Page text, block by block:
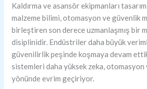
Kaldırma ve asansör ekipmanları
malzeme bilimi, otomasyon ve güvenlik
birleştiren son derece uzmanlaşmış bir
disiplinidir. Endüstriler daha büyük
güvenilirlik peşinde koşmaya devam
sistemleri daha yüksek zeka,
yönünde evrim geçiriyor.